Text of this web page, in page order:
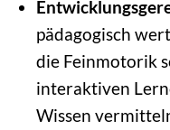
pädagogisch
die Feinmotorik
interaktiven
Wissen